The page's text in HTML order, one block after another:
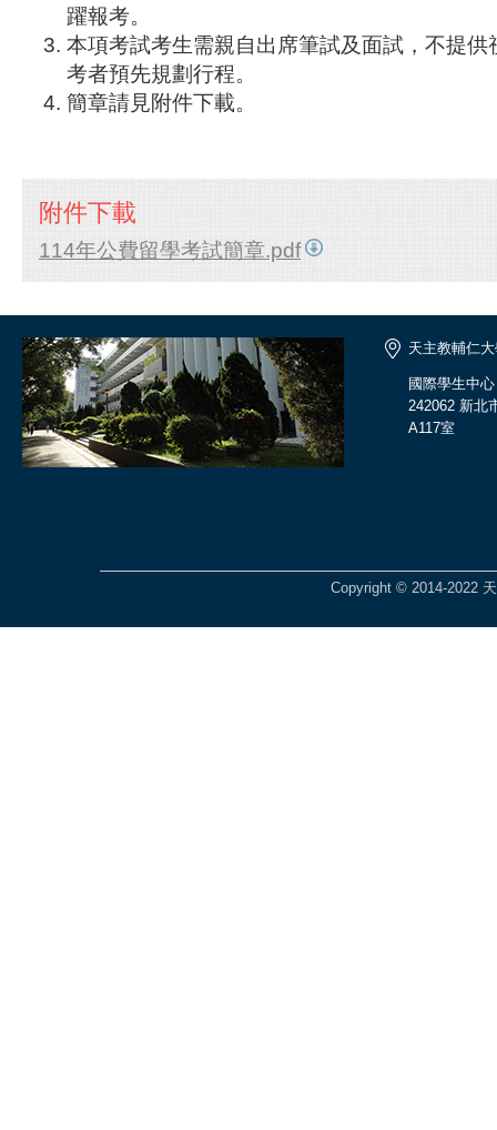
躍報考。
本項考試考生需親自出席筆試及面試，不提供
考者預先規劃行程。
簡章請見附件下載。
附件下載
114年公費留學考試簡章.pdf
天主教輔仁
國際學生中心
242062 新北
A117室
Copyright © 2014-2022